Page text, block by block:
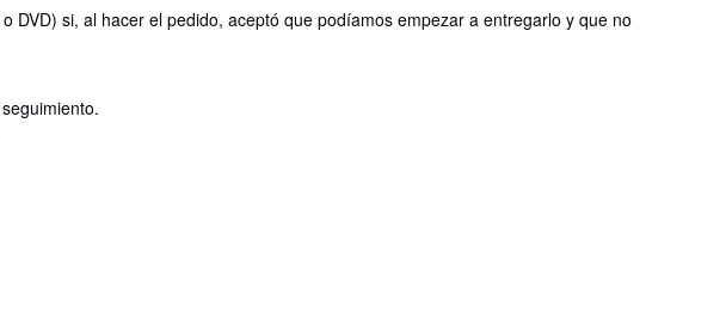
si, al hacer el pedido, aceptó que podíamos empezar a entregarlo y que no